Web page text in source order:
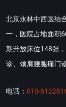
北京永林中西医结
一，医院占地面积
期开放床位148张
诊、颈肩腰腿痛门
电话： 010-